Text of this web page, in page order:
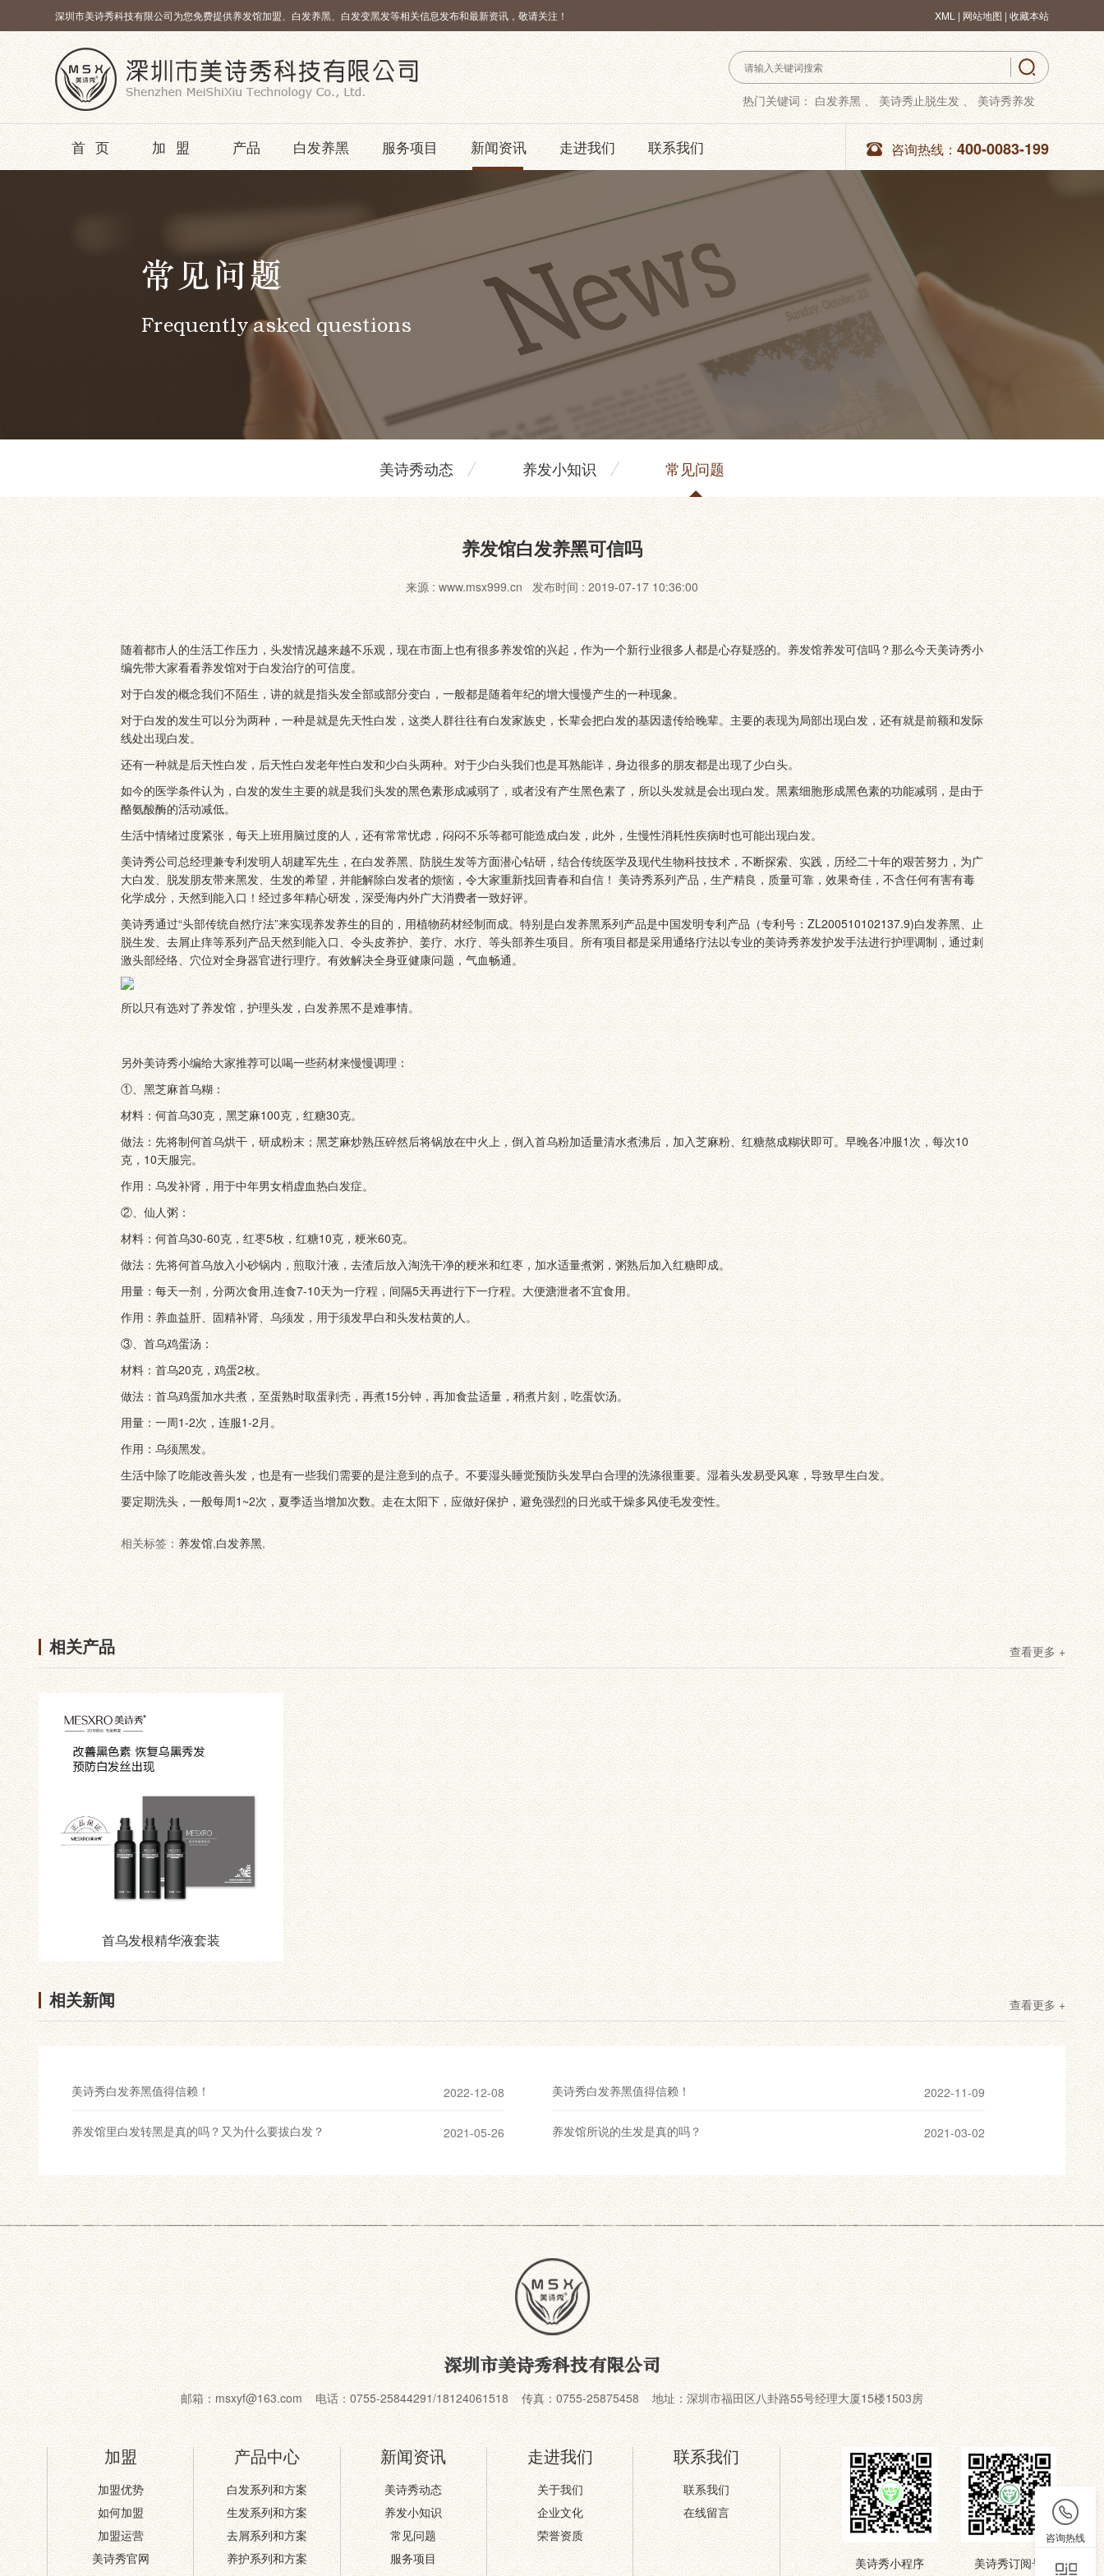
深圳市美诗秀科技有限公司为您免费提供养发馆加盟、白发养黑、白发变黑发等相关信息发布和最新资讯，敬请关注！ XML | 网站地图 | 收藏本站
热门关键词： 白发养黑 、 美诗秀止脱生发 、 美诗秀养发
首页 加盟 产品 白发养黑 服务项目 新闻资讯 走进我们 联系我们 咨询热线：400-0083-199
常见问题
Frequently asked questions
美诗秀动态 养发小知识 常见问题
养发馆白发养黑可信吗
来源 : www.msx999.cn 发布时间 : 2019-07-17 10:36:00
随着都市人的生活工作压力，头发情况越来越不乐观，现在市面上也有很多养发馆的兴起，作为一个新行业很多人都是心存疑惑的。养发馆养发可信吗？那么今天美诗秀小
编先带大家看看养发馆对于白发治疗的可信度。
对于白发的概念我们不陌生，讲的就是指头发全部或部分变白，一般都是随着年纪的增大慢慢产生的一种现象。
对于白发的发生可以分为两种，一种是就是先天性白发，这类人群往往有白发家族史，长辈会把白发的基因遗传给晚辈。主要的表现为局部出现白发，还有就是前额和发际
线处出现白发。
还有一种就是后天性白发，后天性白发老年性白发和少白头两种。对于少白头我们也是耳熟能详，身边很多的朋友都是出现了少白头。
如今的医学条件认为，白发的发生主要的就是我们头发的黑色素形成减弱了，或者没有产生黑色素了，所以头发就是会出现白发。黑素细胞形成黑色素的功能减弱，是由于
酪氨酸酶的活动减低。
生活中情绪过度紧张，每天上班用脑过度的人，还有常常忧虑，闷闷不乐等都可能造成白发，此外，生慢性消耗性疾病时也可能出现白发。
美诗秀公司总经理兼专利发明人胡建军先生，在白发养黑、防脱生发等方面潜心钻研，结合传统医学及现代生物科技技术，不断探索、实践，历经二十年的艰苦努力，为广
大白发、脱发朋友带来黑发、生发的希望，并能解除白发者的烦恼，令大家重新找回青春和自信！ 美诗秀系列产品，生产精良，质量可靠，效果奇佳，不含任何有害有毒
化学成分，天然到能入口！经过多年精心研发，深受海内外广大消费者一致好评。
美诗秀通过“头部传统自然疗法”来实现养发养生的目的，用植物药材经制而成。特别是白发养黑系列产品是中国发明专利产品（专利号：ZL200510102137.9)白发养黑、止
脱生发、去屑止痒等系列产品天然到能入口、令头皮养护、姜疗、水疗、等头部养生项目。所有项目都是采用通络疗法以专业的美诗秀养发护发手法进行护理调制，通过刺
激头部经络、穴位对全身器官进行理疗。有效解决全身亚健康问题，气血畅通。
所以只有选对了养发馆，护理头发，白发养黑不是难事情。
另外美诗秀小编给大家推荐可以喝一些药材来慢慢调理：
①、黑芝麻首乌糊：
材料：何首乌30克，黑芝麻100克，红糖30克。
做法：先将制何首乌烘干，研成粉末；黑芝麻炒熟压碎然后将锅放在中火上，倒入首乌粉加适量清水煮沸后，加入芝麻粉、红糖熬成糊状即可。早晚各冲服1次，每次10
克，10天服完。
作用：乌发补肾，用于中年男女梢虚血热白发症。
②、仙人粥：
材料：何首乌30-60克，红枣5枚，红糖10克，粳米60克。
做法：先将何首乌放入小砂锅内，煎取汁液，去渣后放入淘洗干净的粳米和红枣，加水适量煮粥，粥熟后加入红糖即成。
用量：每天一剂，分两次食用,连食7-10天为一疗程，间隔5天再进行下一疗程。大便溏泄者不宜食用。
作用：养血益肝、固精补肾、乌须发，用于须发早白和头发枯黄的人。
③、首乌鸡蛋汤：
材料：首乌20克，鸡蛋2枚。
做法：首乌鸡蛋加水共煮，至蛋熟时取蛋剥壳，再煮15分钟，再加食盐适量，稍煮片刻，吃蛋饮汤。
用量：一周1-2次，连服1-2月。
作用：乌须黑发。
生活中除了吃能改善头发，也是有一些我们需要的是注意到的点子。不要湿头睡觉预防头发早白合理的洗涤很重要。湿着头发易受风寒，导致早生白发。
要定期洗头，一般每周1~2次，夏季适当增加次数。走在太阳下，应做好保护，避免强烈的日光或干燥多风使毛发变性。
相关标签：养发馆,白发养黑,
相关产品 查看更多 +
首乌发根精华液套装
相关新闻 查看更多 +
美诗秀白发养黑值得信赖！ 2022-12-08 美诗秀白发养黑值得信赖！ 2022-11-09
养发馆里白发转黑是真的吗？又为什么要拔白发？ 2021-05-26 养发馆所说的生发是真的吗？ 2021-03-02
深圳市美诗秀科技有限公司
邮箱：msxyf@163.com 电话：0755-25844291/18124061518 传真：0755-25875458 地址：深圳市福田区八卦路55号经理大厦15楼1503房
加盟
加盟优势
如何加盟
加盟运营
美诗秀官网
产品中心
白发系列和方案
生发系列和方案
去屑系列和方案
养护系列和方案
新闻资讯
美诗秀动态
养发小知识
常见问题
服务项目
走进我们
关于我们
企业文化
荣誉资质
联系我们
联系我们
在线留言
美诗秀小程序 美诗秀订阅号
咨询热线